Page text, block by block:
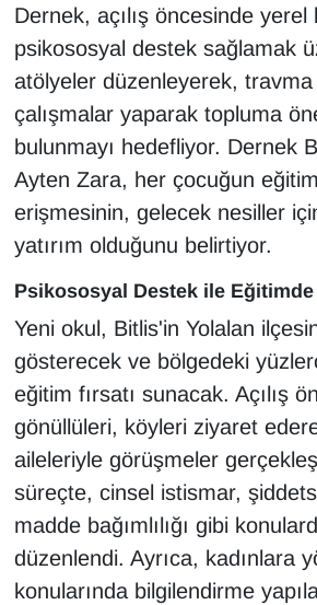
Dernek, açılış öncesinde yerel
psikososyal destek sağlamak
atölyeler düzenleyerek, travma
çalışmalar yaparak topluma
bulunmayı hedefliyor. Dernek
Ayten Zara, her çocuğun
erişmesinin, gelecek nesiller
yatırım olduğunu belirtiyor.
Psikososyal Destek ile Eğitimde
Yeni okul, Bitlis'in Yolalan
gösterecek ve bölgedeki
eğitim fırsatı sunacak. Açılış
gönüllüleri, köyleri ziyaret
aileleriyle görüşmeler
süreçte, cinsel istismar,
madde bağımlılığı gibi
düzenlendi. Ayrıca, kadınlara
konularında bilgilendirme
Kadın
Kamu Alımları
Kim Kimdir?
Kültür & Sanat
KURDÎ
MAGAZİN
MEDYA
ONE EKONOMİ
POLİTİKA
Resmi İlanlar
RÖPORTAJ